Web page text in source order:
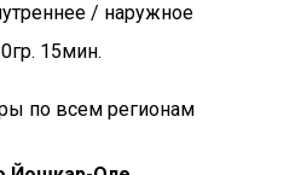
/ наружное
15мин.
по всем регионам